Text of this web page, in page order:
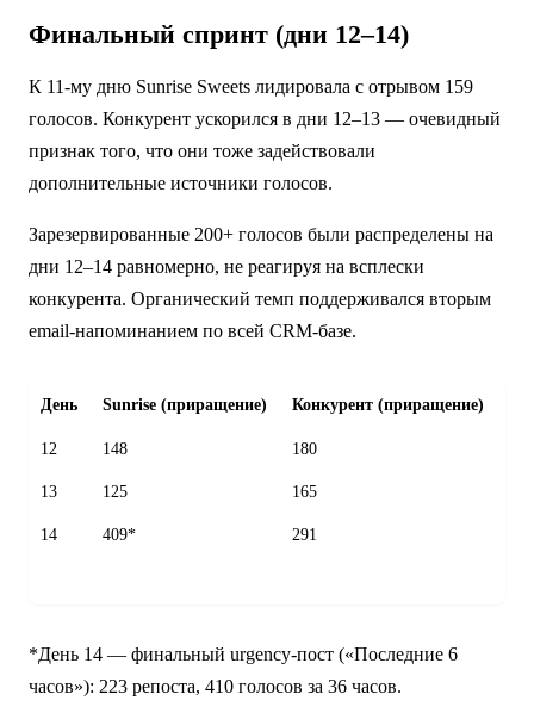
Финальный спринт (дни 12–14)
К 11-му дню Sunrise Sweets лидировала с отрывом 159
голосов. Конкурент ускорился в дни 12–13 — очевидный
признак того, что они тоже задействовали
дополнительные источники голосов.
Зарезервированные 200+ голосов были распределены на
дни 12–14 равномерно, не реагируя на всплески
конкурента. Органический темп поддерживался вторым
email-напоминанием по всей CRM-базе.
День Sunrise (приращение) Конкурент (приращение)
12 148 180
13 125 165
14 409* 291
*День 14 — финальный urgency-пост («Последние 6
часов»): 223 репоста, 410 голосов за 36 часов.